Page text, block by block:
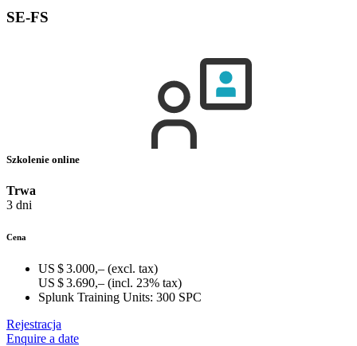
SE-FS
Szkolenie online
Trwa
3 dni
Cena
US $ 3.000,– (excl. tax)
US $ 3.690,– (incl. 23% tax)
Splunk Training Units: 300 SPC
Rejestracja
Enquire a date